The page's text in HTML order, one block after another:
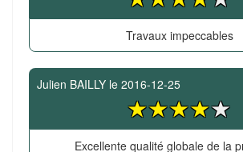
Travaux impeccables
Julien BAILLY le 2016-12-25
Excellente qualité globale de la